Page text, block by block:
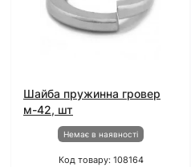
Шайба пружинна гровер
м-42, шт
Немає в наявності
Код товару: 108164